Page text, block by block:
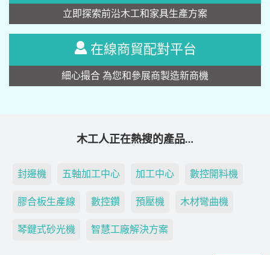
立即探索前沿木工和家具生產方案
在線商貿配對平台
細心撮合 為您和參展商製造新商機
木工人正在熱搜的產品…
封邊機 五軸加工中心 加工中心 數控開料機
膠合板生產線 數控鑽 預壓機 木材彎曲機
琴鍵式砂光機 智慧工廠解決方案